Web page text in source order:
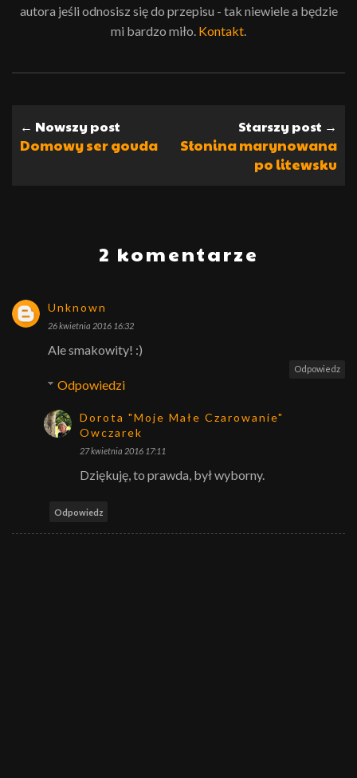
autora jeśli odnosisz się do przepisu - tak niewiele a będzie
mi bardzo miło. Kontakt.
← Nowszy post
Domowy ser gouda
Starszy post →
Słonina marynowana
po litewsku
2 komentarze
Unknown
26 kwietnia 2016 16:32
Ale smakowity! :)
Odpowiedz
Odpowiedzi
Dorota "Moje Małe Czarowanie"
Owczarek
27 kwietnia 2016 17:11
Dziękuję, to prawda, był wyborny.
Odpowiedz